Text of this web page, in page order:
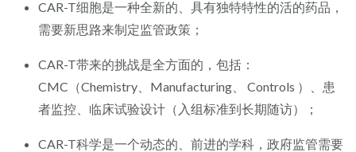
CAR-T细胞是一种全新的、具有独特特性的活的药品，
需要新思路来制定监管政策；
CAR-T带来的挑战是全方面的，包括：
CMC（Chemistry、Manufacturing、 Controls ）、患
者监控、临床试验设计（入组标准到长期随访）；
CAR-T科学是一个动态的、前进的学科，政府监管需要